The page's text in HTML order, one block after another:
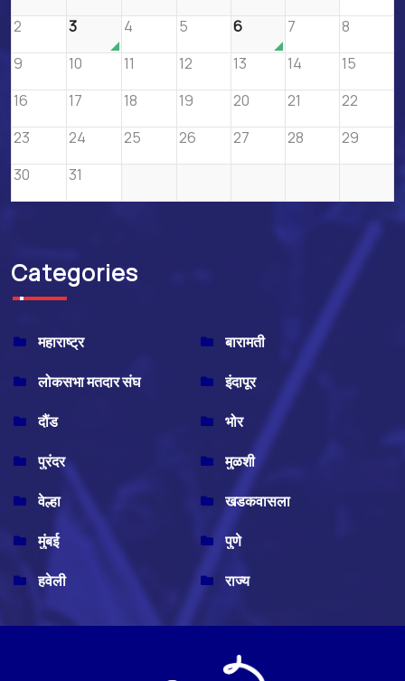
2
3 4 5 6 7
8
9
10 11 12 13 14
15
16
17 18 19 20 21
22
23
24 25 26 27 28
29
30
31
Categories
महाराष्ट्र
बारामती
लोकसभा मतदार संघ
इंदापूर
दौंड
भोर
पुरंदर
मुळशी
वेल्हा
खडकवासला
मुंबई
पुणे
हवेली
राज्य